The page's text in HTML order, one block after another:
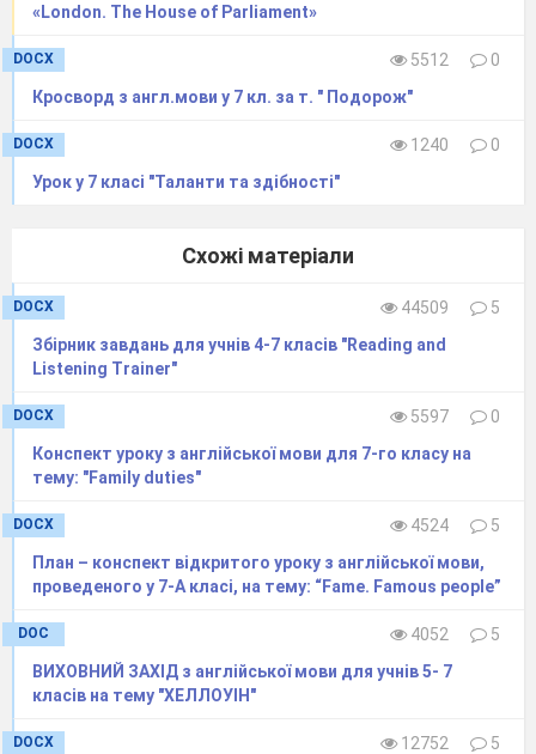
«London. The House of Parliament»
DOCX 5512
0
Кросворд з англ.мови у 7 кл. за т. " Подорож"
DOCX 1240
0
Урок у 7 класі "Таланти та здібності"
Схожі матеріали
DOCX 44509
5
Збірник завдань для учнів 4-7 класів "Reading and
Listening Trainer"
DOCX 5597
0
Конспект уроку з англійської мови для 7-го класу на
тему: "Family duties"
DOCX 4524
5
План – конспект відкритого уроку з англійської мови,
проведеного у 7-А класі, на тему: “Fame. Famous people”
DOC 4052
5
ВИХОВНИЙ ЗАХІД з англійської мови для учнів 5- 7
класів на тему "ХЕЛЛОУІН"
DOCX 12752
5